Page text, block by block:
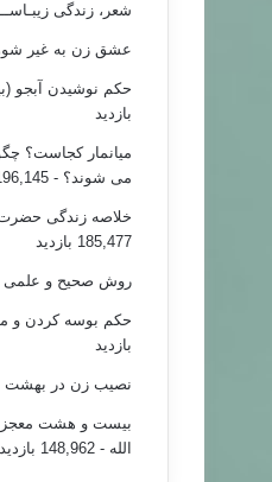
شعر، زندگی
عشق زن به غیر
حکم نوشیدن آبجو
بازدید
میانمار کجاست؟
می شوند؟ - 196,145 بازدید
خلاصه زندگی
185,477 بازدید
روش صحیح و علمی
حکم بوسه کردن و
بازدید
نصیب زن در
بیست و هشت
الله - 148,962 بازدید